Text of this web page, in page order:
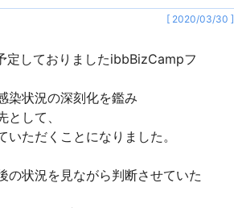
[ 2020/03/30 ]
定しておりましたibbBizCampフ
染状況の深刻化を鑑み
して、
いただくことになりました。
の状況を見ながら判断させていた